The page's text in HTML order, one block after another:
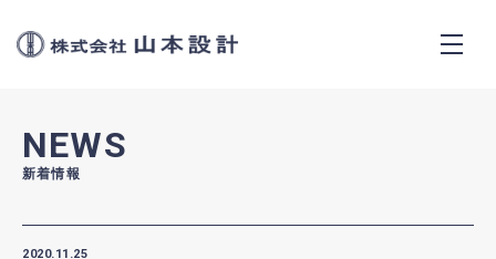
SERVICES
NEWS
新着情報
2020.11.25